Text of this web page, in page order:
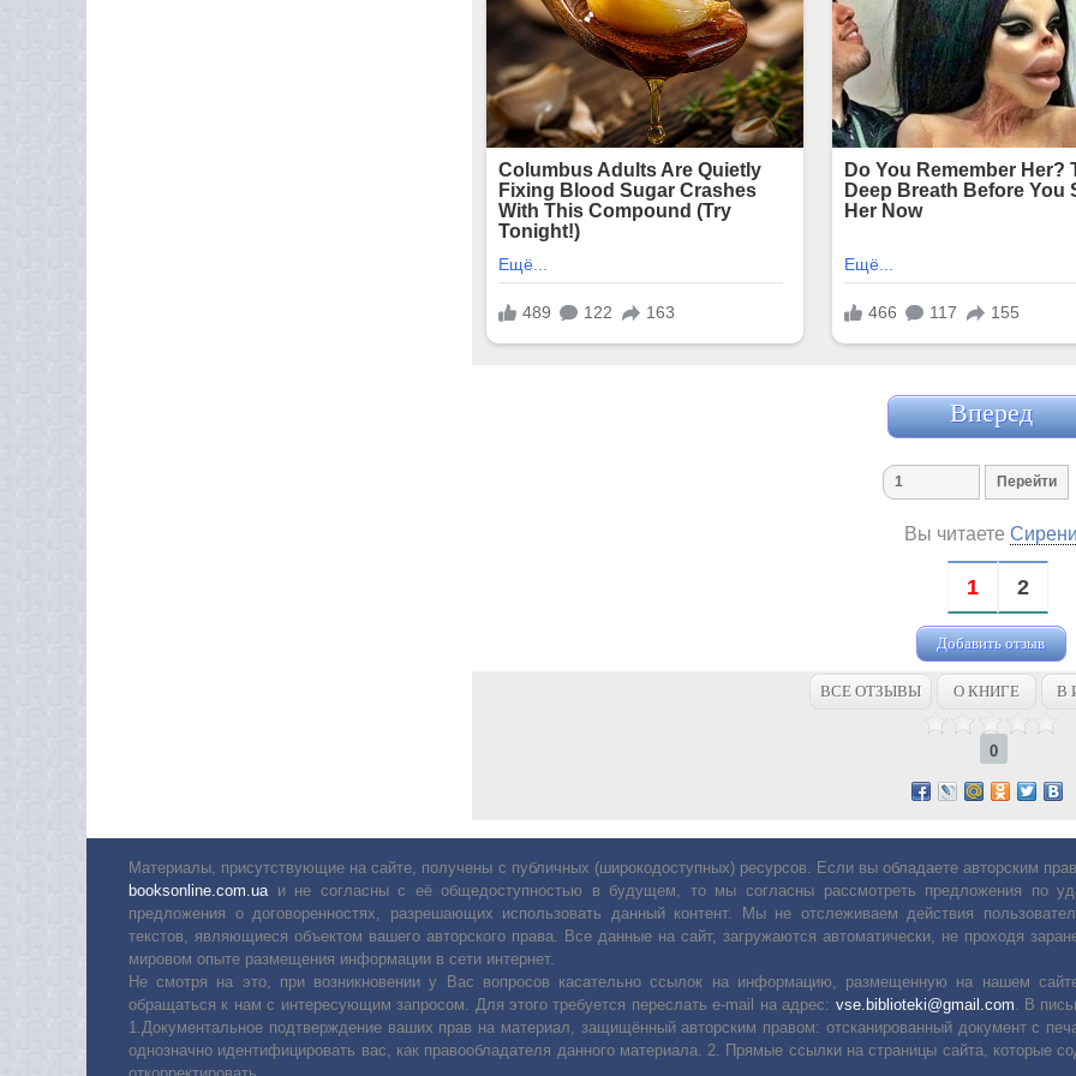
Вперед
Вы читаете
1 2
Добавить отзыв
ВСЕ ОТЗЫВЫ О КНИГЕ В
0
Материалы, присутствующие на сайте, получены с публичных (широкодоступных) ресурсов. Если вы обладаете авторским
booksonline.com.ua и не согласны с её общедоступностью в будущем, то мы согласны рассмотреть предложения по
предложения о договоренностях, разрешающих использовать данный контент. Мы не отслеживаем действия
текстов, являющиеся объектом вашего авторского права. Все данные на сайт, загружаются автоматически, не проходя
мировом опыте размещения информации в сети интернет.
Не смотря на это, при возникновении у Вас вопросов касательно ссылок на информацию, размещенную на нашем
обращаться к нам с интересующим запросом. Для этого требуется переслать е-mail на адрес: vse.biblioteki@gmail.com . В
1.Документальное подтверждение ваших прав на материал, защищённый авторским правом: отсканированный документ с
однозначно идентифицировать вас, как правообладателя данного материала. 2. Прямые ссылки на страницы сайта, которые
откорректировать.